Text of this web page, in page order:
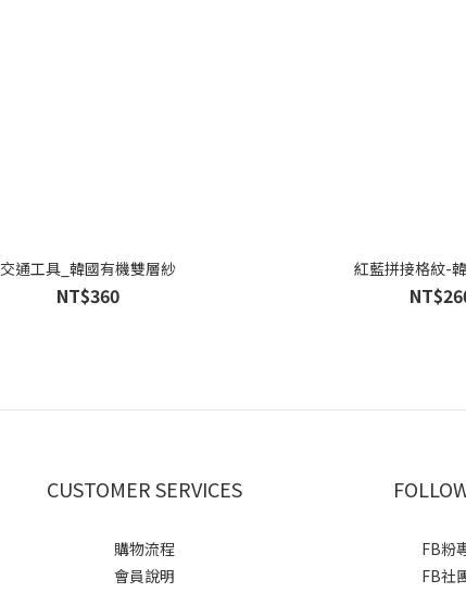
交通工具_韓國有機雙層紗
NT$360
紅藍拼接格紋-
CUSTOMER SERVICES
購物流程
會員說明
FB粉
FB社